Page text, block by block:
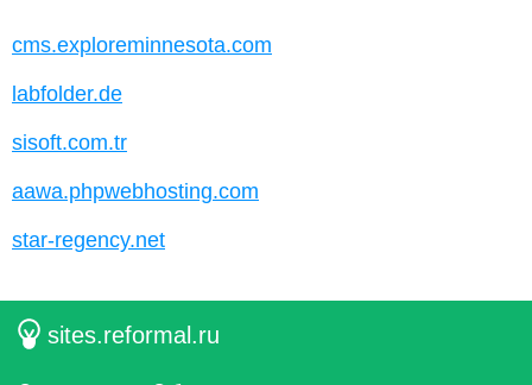
cms.exploreminnesota.com
labfolder.de
sisoft.com.tr
aawa.phpwebhosting.com
star-regency.net
sites.reformal.ru